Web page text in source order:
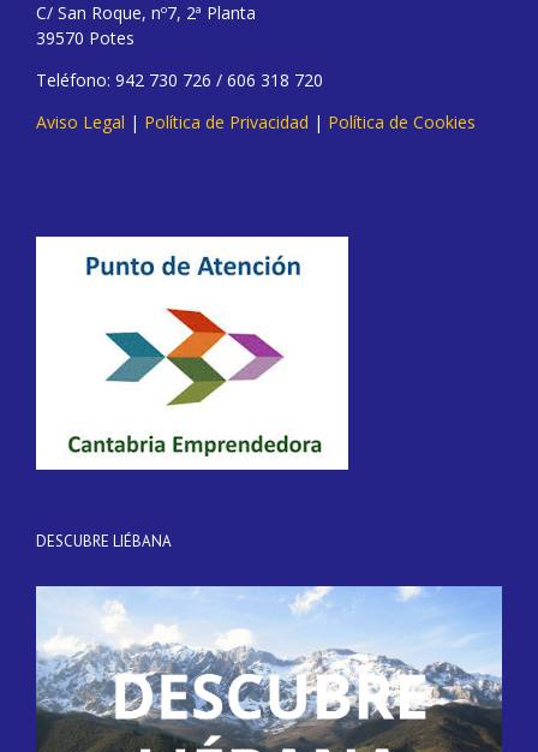
C/ San Roque, nº7, 2ª Planta
39570 Potes
Teléfono: 942 730 726 / 606 318 720
Aviso Legal | Política de Privacidad | Política de Cookies
DESCUBRE LIÉBANA